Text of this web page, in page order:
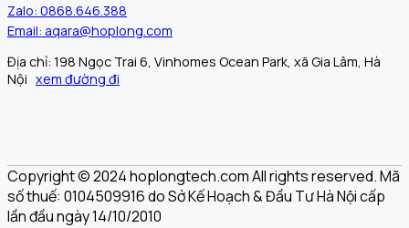
Zalo: 0868.646.388
Email: aqara@hoplong.com
Địa chỉ: 198 Ngọc Trai 6, Vinhomes Ocean Park, xã Gia Lâm, Hà
Nội xem đường đi
Copyright © 2024 hoplongtech.com All rights reserved. Mã
số thuế: 0104509916 do Sở Kế Hoạch & Đầu Tư Hà Nội cấp
lần đầu ngày 14/10/2010